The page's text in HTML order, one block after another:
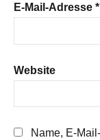
E-Mail-Adresse *
Website
Name, E-